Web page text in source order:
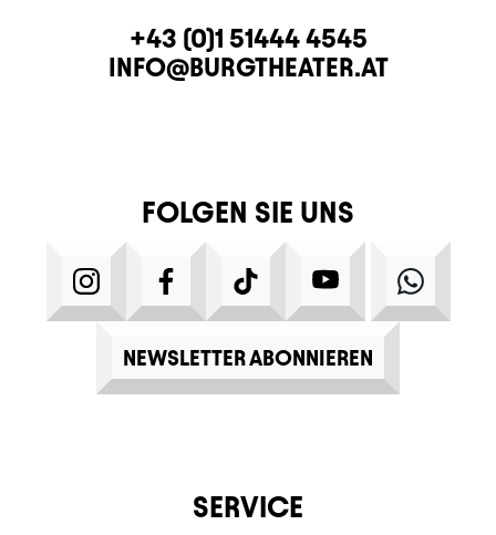
KONTAKTTELEFON
+43 (0)1 51444 4545
E-MAIL
INFO@BURGTHEATER.AT
FOLGEN SIE UNS
INSTAGRAMFACEBOOKTIKTOK YOUTUBE
NEWSLETTER ABONNIEREN
SERVICE